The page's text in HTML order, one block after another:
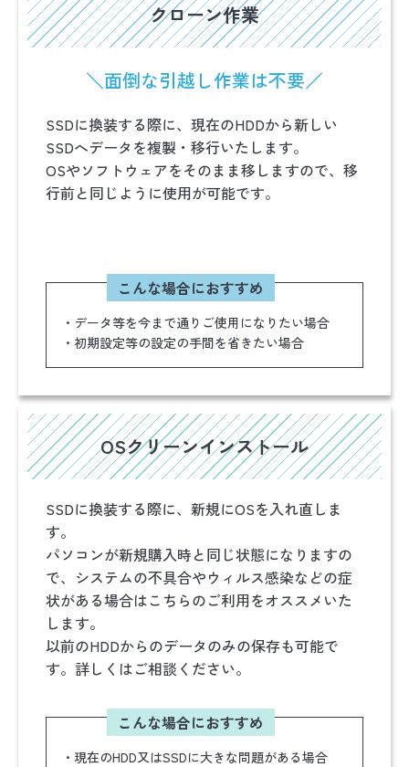
クローン作業
＼面倒な引越し作業は不要／
SSDに換装する際に、現在のHDDから新しい
SSDへデータを複製・移行いたします。
OSやソフトウェアをそのまま移しますので、移
行前と同じように使用が可能です。
こんな場合におすすめ
・データ等を今まで通りご使用になりたい場合
・初期設定等の設定の手間を省きたい場合
OSクリーンインストール
SSDに換装する際に、新規にOSを入れ直しま
す。
パソコンが新規購入時と同じ状態になりますの
で、システムの不具合やウィルス感染などの症
状がある場合はこちらのご利用をオススメいた
します。
以前のHDDからのデータのみの保存も可能で
す。詳しくはご相談ください。
こんな場合におすすめ
・現在のHDD又はSSDに大きな問題がある場合